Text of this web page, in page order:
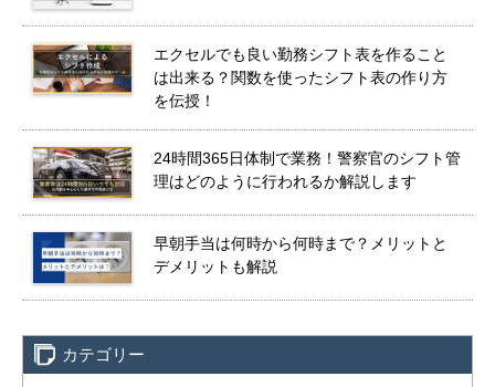
エクセルでも良い勤務シフト表を作ること
は出来る？関数を使ったシフト表の作り方
を伝授！
24時間365日体制で業務！警察官のシフト管
理はどのように行われるか解説します
早朝手当は何時から何時まで？メリットと
デメリットも解説
カテゴリー